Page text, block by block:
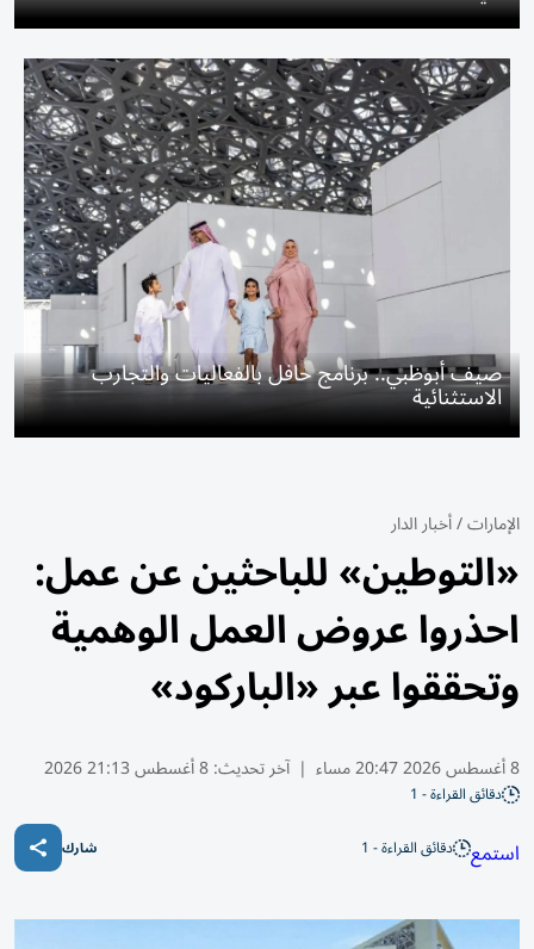
صيف أبوظبي.. برنامج حافل بالفعاليات والتجارب
الاستثنائية
الإمارات/أخبار الدار
«التوطين» للباحثين عن عمل:
احذروا عروض العمل الوهمية
وتحققوا عبر «الباركود»
8 أغسطس 2026 20:47 مساء | آخر تحديث:8 أغسطس 21:13 2026
دقائق القراءة - 1
استمع دقائق القراءة - 1 شارك